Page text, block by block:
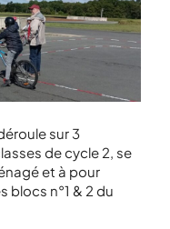
sur 3
de cycle 2, se
et à pour
blocs n°1 & 2 du